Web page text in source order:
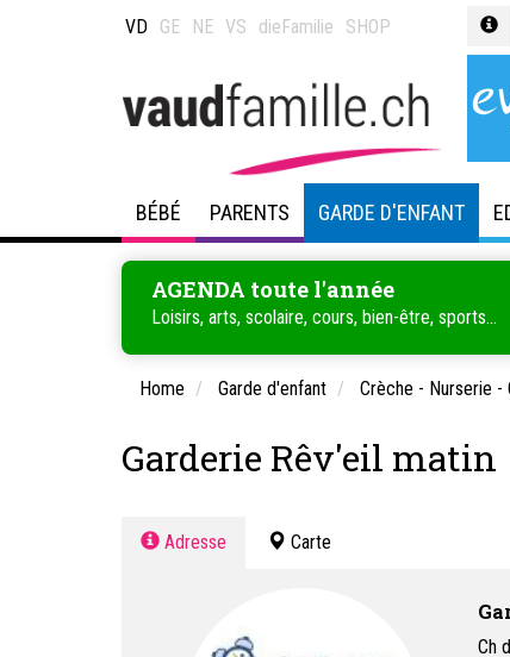
VD GE NE VS dieFamilie SHOP
BÉBÉ PARENTS GARDE D'ENFANT
AGENDA toute l'année
Loisirs, arts, scolaire, cours, bien-être, sports...
Home Garde d'enfant Crèche - Nurserie -
Garderie Rêv'eil matin
Adresse Carte
Ch